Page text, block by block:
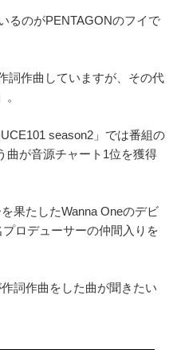
るのがPENTAGONのフイで
詞作曲していますが、その代
season2」では番組の
曲が音源チャート1位を獲得
果たしたWanna Oneのデビ
ロデューサーの仲間入りを
詞作曲をした曲が聞きたい